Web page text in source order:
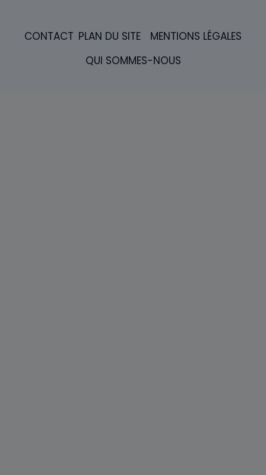
CONTACT PLAN DU SITE
MENTIONS LÉGALES
QUI SOMMES-NOUS